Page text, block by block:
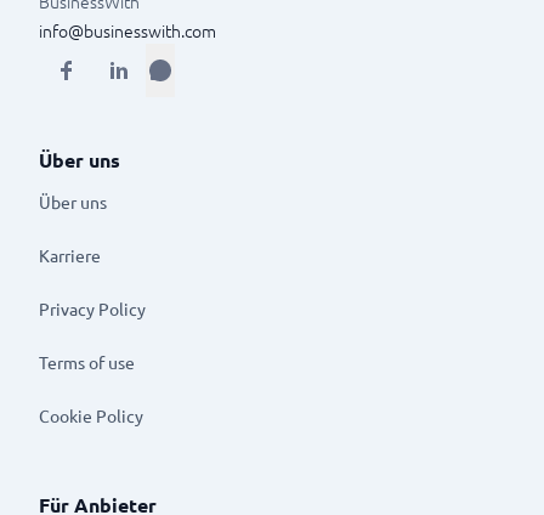
info@businesswith.com
Über uns
Über uns
Karriere
Privacy Policy
Terms of use
Cookie Policy
Für Anbieter